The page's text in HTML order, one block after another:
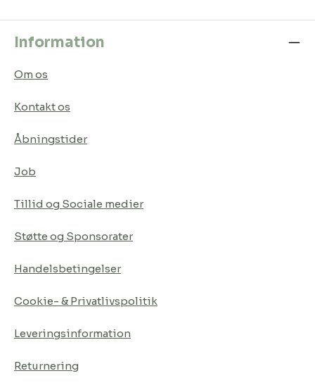
Information
Om os
Kontakt os
Åbningstider
Job
Tillid og Sociale medier
Støtte og Sponsorater
Handelsbetingelser
Cookie- & Privatlivspolitik
Leveringsinformation
Returnering